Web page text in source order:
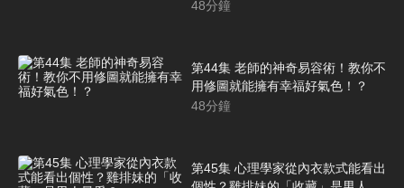
48分鐘
第44集 老師的神奇易容術！教你不
用修圖就能擁有幸福好氣色！？
48分鐘
第45集 心理學家從內衣款式能看出